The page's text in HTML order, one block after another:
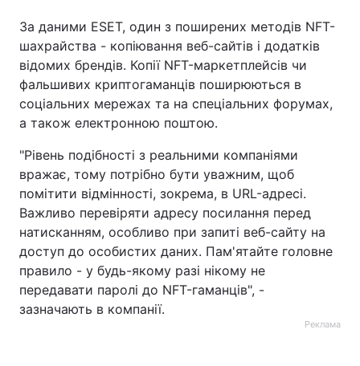
За даними ESET, один з поширених методів NFT-
шахрайства - копіювання веб-сайтів і додатків
відомих брендів. Копії NFT-маркетплейсів чи
фальшивих криптогаманців поширюються в
соціальних мережах та на спеціальних форумах,
а також електронною поштою.
"Рівень подібності з реальними компаніями
вражає, тому потрібно бути уважним, щоб
помітити відмінності, зокрема, в URL-адресі.
Важливо перевіряти адресу посилання перед
натисканням, особливо при запиті веб-сайту на
доступ до особистих даних. Пам'ятайте головне
правило - у будь-якому разі нікому не
передавати паролі до NFT-гаманців", -
зазначають в компанії.
Реклама